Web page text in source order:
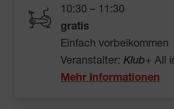
10:30 – 11:30
gratis
Einfach vorbeikommen
Veranstalter: Klub+ All
Mehr Informationen